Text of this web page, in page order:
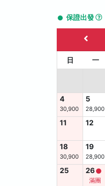
保證出發
日 一
4
30,900
5
28,900
11 12
18
30,900
19
28,900
25 26
滿團